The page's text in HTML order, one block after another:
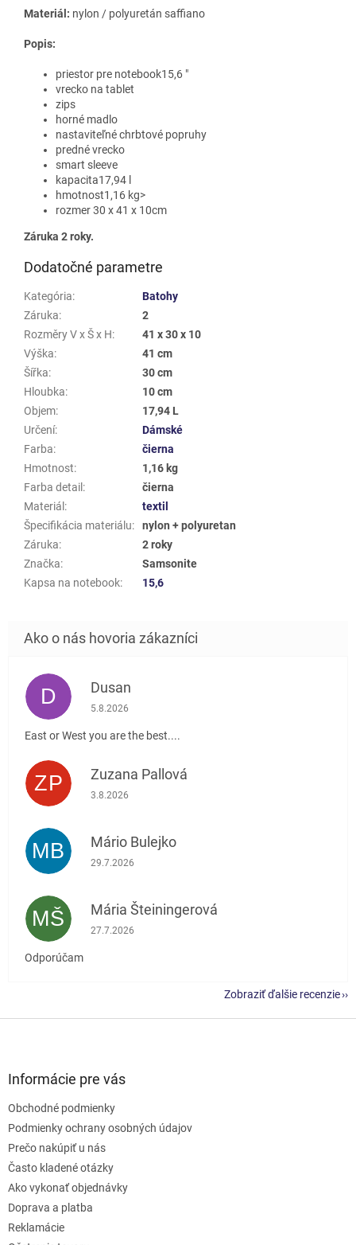
Materiál: nylon / polyuretán saffiano
Popis:
priestor pre notebook15,6 "
vrecko na tablet
zips
horné madlo
nastaviteľné chrbtové popruhy
predné vrecko
smart sleeve
kapacita17,94 l
hmotnost1,16 kg>
rozmer 30 x 41 x 10cm
Záruka 2 roky.
Dodatočné parametre
Kategória:
Batohy
Záruka:
2
Rozměry V x Š x H:
41 x 30 x 10
Výška:
41 cm
Šířka:
30 cm
Hloubka:
10 cm
Objem:
17,94 L
Určení:
Dámské
Farba:
čierna
Hmotnost:
1,16 kg
Farba detail :
čierna
Materiál :
textil
Špecifikácia materiálu:
nylon + polyuretan
Záruka:
2 roky
Značka:
Samsonite
Kapsa na notebook: 15,6
D Dusan
Hodnotenie obchodu je 5 z 5 hviezdičiek.
5.8.2026
East or West you are the best....
ZP Zuzana Pallová
Hodnotenie obchodu je 5 z 5 hviezdičiek.
3.8.2026
MB Mário Bulejko
Hodnotenie obchodu je 5 z 5 hviezdičiek.
29.7.2026
MŠ Mária Šteiningerová
Hodnotenie obchodu je 5 z 5 hviezdičiek.
27.7.2026
Odporúčam
Zobraziť ďalšie recenzie
Informácie pre vás
Obchodné podmienky
Podmienky ochrany osobných údajov
Prečo nakúpiť u nás
Často kladené otázky
Ako vykonať objednávky
Doprava a platba
Reklamácie